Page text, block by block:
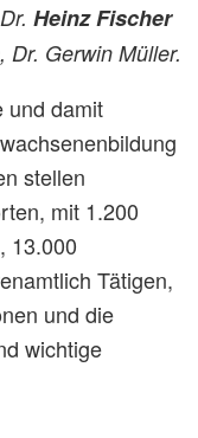
Heinz Fischer
Dr. Gerwin Müller.
und damit
stellen
mit 1.200
13.000
Tätigen,
und die
wichtige